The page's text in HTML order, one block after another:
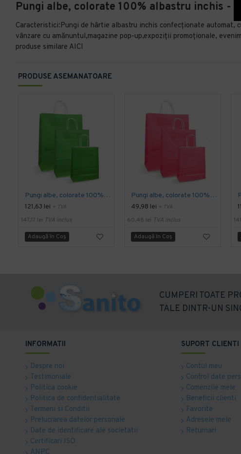
PRODUSE ASEMANATOARE
Pungi albe, colorate 100% verde deschis - 25X14X30 - 100 buc
121,63 lei + TVA
147,17 lei TVA inclus
Adaugă în Coş
Pungi albe, colorate 100% roz - 25X14X30 - 100 buc
49,98 lei + TVA
60,48 lei TVA inclus
Adaugă în Coş
Pungi albe, colorate 100% albastru inchis -
Caracteristici:Pungi de hârtie albastru inchis confecționate automat,
vânzare cu amănuntul,magazine pop-up,expoziții promoționale,
produse similare AICI
CUMPERI TOATE
TALE DINTR-UN
INFORMATII
Despre noi
Testimoniale
Politica cookie
Politica de confidentialitate
Termeni si Conditii
Prelucrarea datelor personale
Date de identificare ale societatii
Certificari ISO
SUPORT CLIENTI
Contul meu
Control date
Comenzile mele
Beneficii clienti
Favorite
Adresele mele
Returnari